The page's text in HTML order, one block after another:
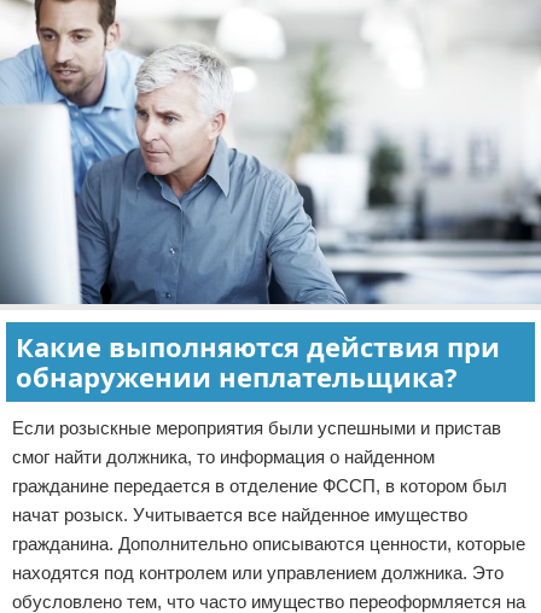
Какие выполняются действия при
обнаружении неплательщика?
Если розыскные мероприятия были успешными и пристав
смог найти должника, то информация о найденном
гражданине передается в отделение ФССП, в котором был
начат розыск. Учитывается все найденное имущество
гражданина. Дополнительно описываются ценности, которые
находятся под контролем или управлением должника. Это
обусловлено тем, что часто имущество переоформляется на